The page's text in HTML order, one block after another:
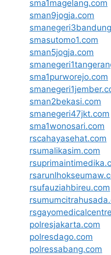
sma1magelang.com
sman9jogja.com
smasutomo1.com
sman5jogja.com
sma1purworejo.com
sman2bekasi.com
smanegeri47jkt.com
sma1wonosari.com
rscahayasehat.com
rsumalikasim.com
rsufauziahbireu.com
polresjakarta.com
polresdago.com
polressabang.com